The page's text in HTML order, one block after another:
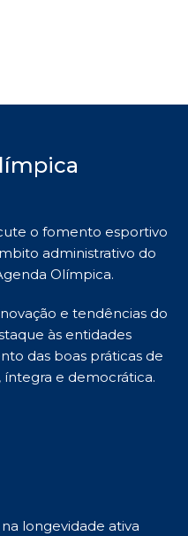
o fomento esportivo
administrativo do
Olímpica.
e tendências do
às entidades
das boas práticas de
e democrática.
longevidade ativa